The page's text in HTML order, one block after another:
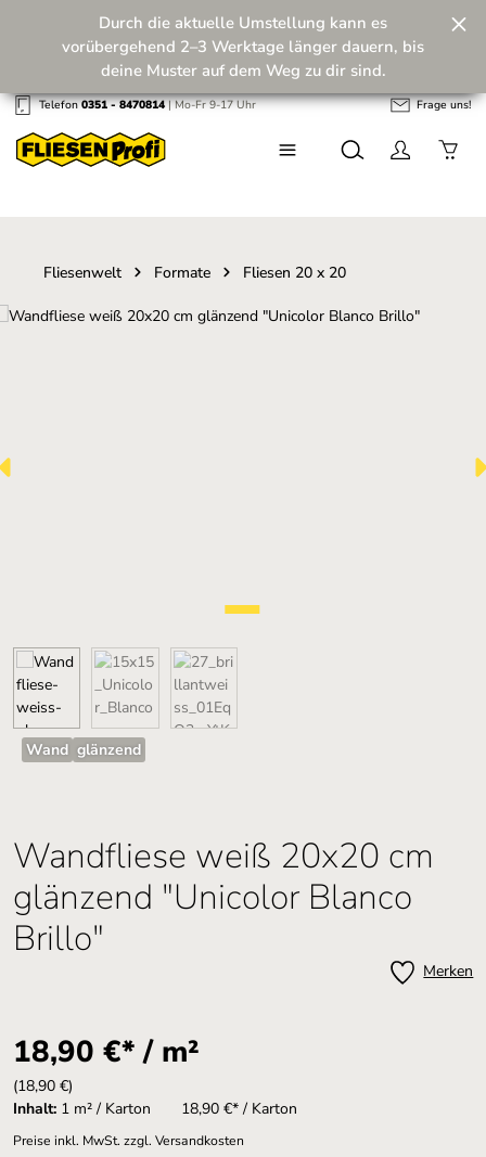
Zum Hauptinhalt springen
Zukunft! 💪
Durch die aktuelle Umstellung kann es
vorübergehend 2–3 Werktage länger dauern, bis
deine Muster auf dem Weg zu dir sind.
Telefon0351 - 8470814| Mo-Fr 9-17 Uhr Frage uns!
Fliesenwelt Formate Fliesen 20 x 20
Bildergalerie überspringen
Wand glänzend
Wandfliese weiß 20x20 cm
glänzend "Unicolor Blanco
Brillo"
Merken
18,90 €* / m²
(18,90 €)
Inhalt: 1 m² / Karton 18,90 €* / Karton
Preise inkl. MwSt. zzgl. Versandkosten